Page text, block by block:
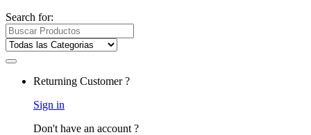
Search for:
Returning Customer ?
Sign in
Don't have an account ?